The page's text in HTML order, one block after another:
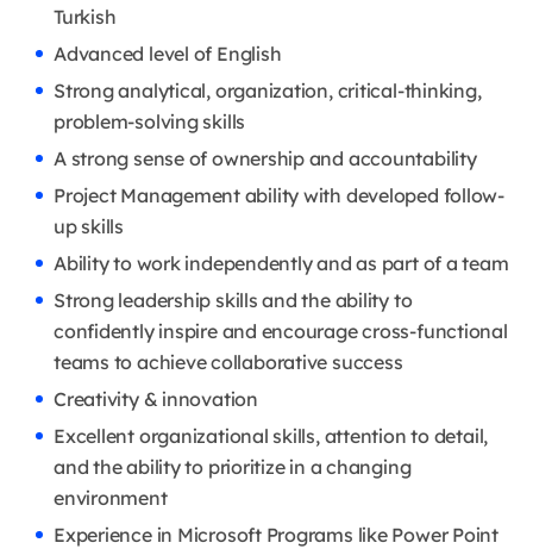
Turkish
Advanced level of English
Strong analytical, organization, critical-thinking,
problem-solving skills
A strong sense of ownership and accountability
Project Management ability with developed follow-
up skills
Ability to work independently and as part of a team
Strong leadership skills and the ability to
confidently inspire and encourage cross-functional
teams to achieve collaborative success
Creativity & innovation
Excellent organizational skills, attention to detail,
and the ability to prioritize in a changing
environment
Experience in Microsoft Programs like Power Point